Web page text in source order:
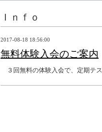
Ｉｎｆｏ
2017-08-18 18:56:00
無料体験入会のご案内
３回無料の体験入会で、定期テ